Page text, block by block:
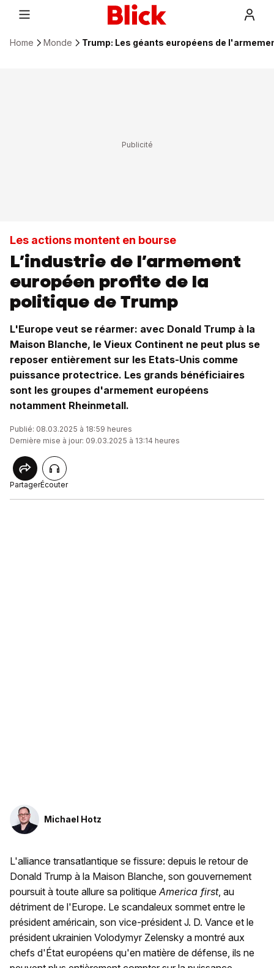
Home Monde Trump: Les géants européens de
Les actions montent en bourse
L’industrie de l’armement
européen profite de la
politique de Trump
L'Europe veut se réarmer: avec Donald Trump à la
Maison Blanche, le Vieux Continent ne peut plus se
reposer entièrement sur les Etats-Unis comme
puissance protectrice. Les grands bénéficiaires
sont les groupes d'armement européens
notamment Rheinmetall.
Publié: 08.03.2025 à 18:59 heures
Dernière mise à jour: 09.03.2025 à 13:14 heures
PartagerÉcouter
Michael Hotz
L'alliance transatlantique se fissure: depuis le retour de
Donald Trump à la Maison Blanche, son gouvernement
poursuit à toute allure sa politiqueAmerica first, au
détriment de l'Europe. Le scandaleux sommet entre le
président américain, son vice-président J. D. Vance et le
président ukrainien Volodymyr Zelensky a montré aux
chefs d'État européens qu'en matière de défense, ils ne